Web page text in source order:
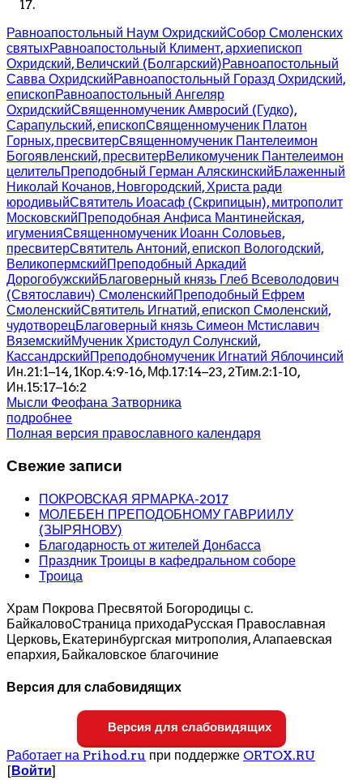
Равноапостольный Наум ОхридскийСобор Смоленских
святыхРавноапостольный Климент, архиепископ
Охридский, Величский (Болгарский)Равноапостольный
Савва ОхридскийРавноапостольный Горазд Охридский,
епископРавноапостольный Ангеляр
ОхридскийСвященномученик Амвросий (Гудко),
Сарапульский, епископСвященномученик Платон
Горных, пресвитерСвященномученик Пантелеимон
Богоявленский, пресвитерВеликомученик Пантелеимон
целительПреподобный Герман АляскинскийБлаженный
Николай Кочанов, Новгородский, Христа ради
юродивыйСвятитель Иоасаф (Скрипицын), митрополит
МосковскийПреподобная Анфиса Мантинейская,
игуменияСвященномученик Иоанн Соловьев,
пресвитерСвятитель Антоний, епископ Вологодский,
ВеликопермскийПреподобный Аркадий
ДорогобужскийБлаговерный князь Глеб Всеволодович
(Святославич) СмоленскийПреподобный Ефрем
СмоленскийСвятитель Игнатий, епископ Смоленский,
чудотворецБлаговерный князь Симеон Мстиславич
ВяземскийМученик Христодул Солунский,
КассандрскийПреподобномученик Игнатий Яблочинсий
Ин.21:1–14, 1Кор.4:9-16, Мф.17:14–23, 2Тим.2:1-10,
Ин.15:17–16:2
Мысли Феофана Затворника
подробнее
Полная версия православного календаря
Свежие записи
ПОКРОВСКАЯ ЯРМАРКА-2017
МОЛЕБЕН ПРЕПОДОБНОМУ ГАВРИИЛУ
(ЗЫРЯНОВУ)
Благодарность от жителей Донбасса
Праздник Троицы в кафедральном соборе
Троица
Храм Покрова Пресвятой Богородицы с.
БайкаловоСтраница приходаРусская Православная
Церковь, Екатеринбургская митрополия, Алапаевская
епархия, Байкаловское благочиние
Версия для слабовидящих
Версия для слабовидящих
Работает на Prihod.ru при поддержке ORTOX.RU
[Войти]